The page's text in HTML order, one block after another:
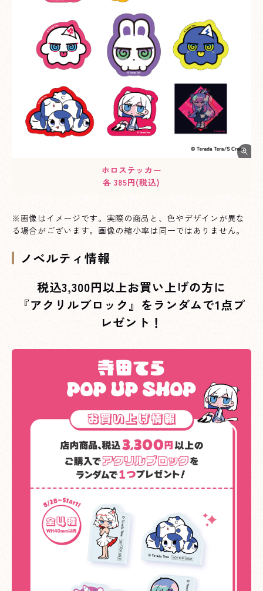
ホロステッカー
各 385円(税込)
※画像はイメージです。実際の商品と、色やデザインが異な
る場合がございます。画像の縮小率は同一ではありません。
ノベルティ情報
税込3,300円以上お買い上げの方に
『アクリルブロック』をランダムで1点プ
レゼント！